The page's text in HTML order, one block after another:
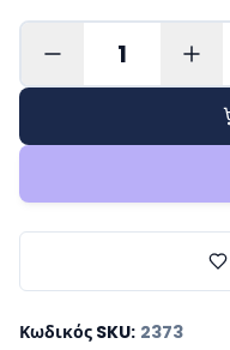
1
Κωδικός SKU: 2373